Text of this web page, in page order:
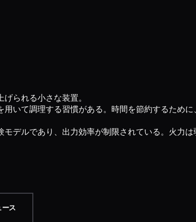
られる小さな装置。
いて調理する習慣がある。時間を節約するため
デルであり、出力効率が制限されている。火力
ス